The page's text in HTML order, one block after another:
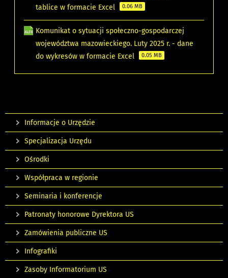
tablice w formacie Excel
0.06 MB
Komunikat o sytuacji społeczno-gospodarczej
województwa mazowieckiego. Luty 2025 r. - dane
do wykresów w formacie Excel
0.05 MB
Informacje o Urzędzie
Specjalizacja Urzędu
Ośrodki
Współpraca w regionie
Seminaria i konferencje
Patronaty honorowe Dyrektora US
Zamówienia publiczne US
Infografiki
Zasoby Informatorium US